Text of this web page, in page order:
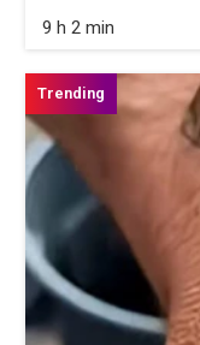
9 h 2 min